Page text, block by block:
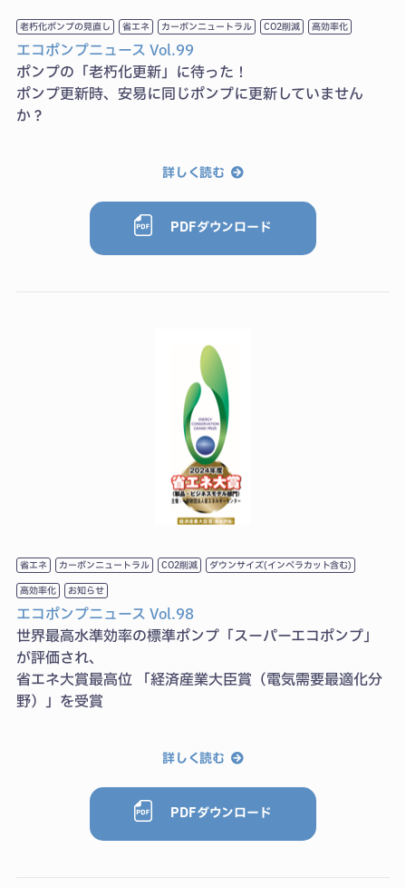
老朽化ポンプの見直し 省エネ カーボンニュートラル CO2削減 ⾼効率化
エコポンプニュース Vol.99
ポンプの「老朽化更新」に待った！
ポンプ更新時、安易に同じポンプに更新していません
か？
詳しく読む
PDFダウンロード
省エネ カーボンニュートラル CO2削減 ダウンサイズ(インペラカット含む)
⾼効率化 お知らせ
エコポンプニュース Vol.98
世界最高水準効率の標準ポンプ「スーパーエコポンプ」
が評価され、
省エネ大賞最高位 「経済産業大臣賞（電気需要最適化分
野）」を受賞
詳しく読む
PDFダウンロード